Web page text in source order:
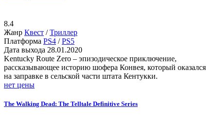
8.4
Жанр Квест /Триллер
Платформа PS4 /PS5
Дата выхода 28.01.2020
Kentucky Route Zero – эпизодическое приключение,
рассказывающее историю шофера Конвея, который оказался
на заправке в сельской части штата Кентукки.
нет цены
The Walking Dead: The Telltale Definitive Series